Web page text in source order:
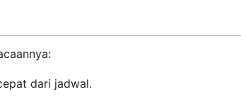
dari jadwal.